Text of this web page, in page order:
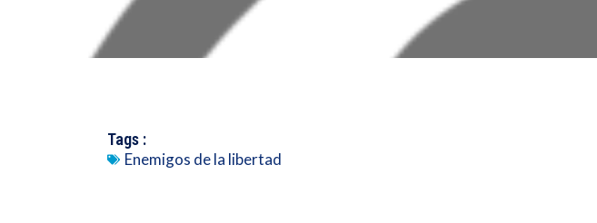
Tags :
Enemigos de la libertad